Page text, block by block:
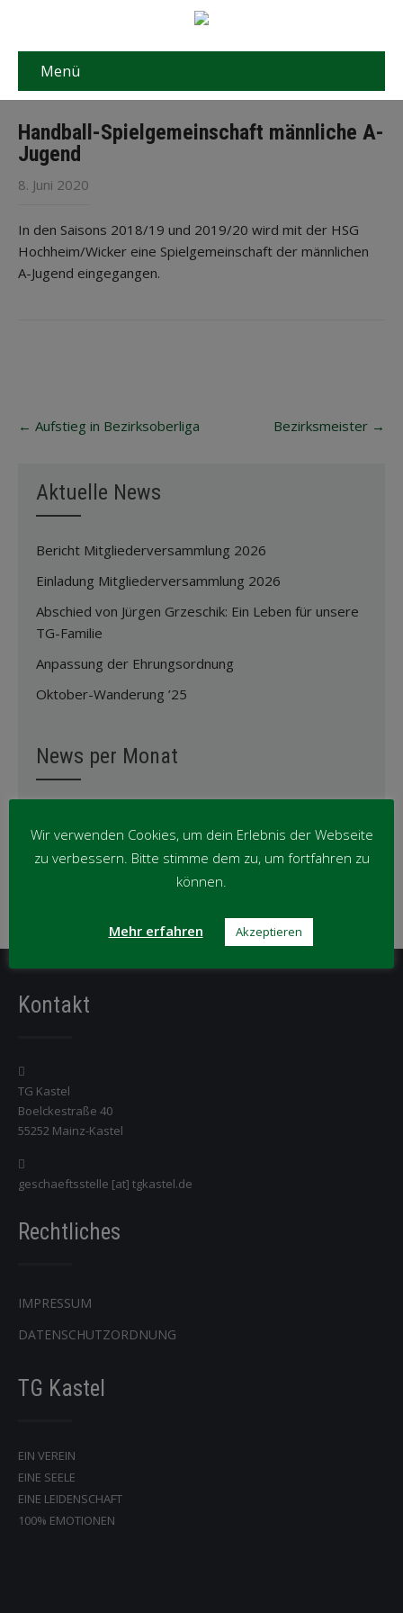
Menü
Handball-Spielgemeinschaft männliche A-
Jugend
8. Juni 2020
In den Saisons 2018/19 und 2019/20 wird mit der HSG
Hochheim/Wicker eine Spielgemeinschaft der männlichen
A-Jugend eingegangen.
navigation
← Aufstieg in Bezirksoberliga Bezirksmeister →
Aktuelle News
Bericht Mitgliederversammlung 2026
Einladung Mitgliederversammlung 2026
Abschied von Jürgen Grzeschik: Ein Leben für unsere
TG-Familie
Anpassung der Ehrungsordnung
Oktober-Wanderung ’25
News per Monat
per
Monat
News per Kategorie
Kontakt
TG Kastel
Boelckestraße 40
55252 Mainz-Kastel
geschaeftsstelle [at] tgkastel.de
Rechtliches
IMPRESSUM
DATENSCHUTZORDNUNG
TG Kastel
EIN VEREIN
EINE SEELE
EINE LEIDENSCHAFT
100% EMOTIONEN
Wir verwenden Cookies, um dein Erlebnis der Webseite
zu verbessern. Bitte stimme dem zu, um fortfahren zu
können.
Mehr erfahren Akzeptieren